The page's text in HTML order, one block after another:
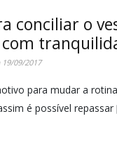
conciliar o
19/09/2017
para mudar a
é possível